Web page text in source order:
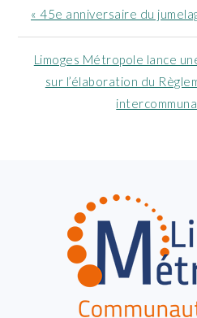
Article
précédent
« 45e anniversaire du
Article
suivant
Limoges Métropole lance
sur l’élaboration du